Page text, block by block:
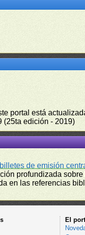
portal está
(25ta edición - 2019)
de emisión
profundizada
en las referencias
El